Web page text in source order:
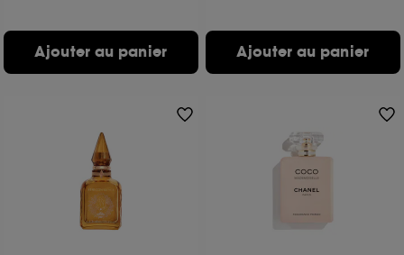
Ajouter au panier Ajouter au panier